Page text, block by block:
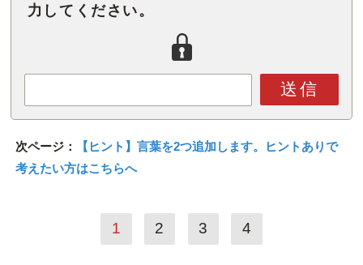
力してください。
送信
次ページ：
【ヒント】言葉を2つ追加します。ヒントありで
考えたい方はこちらへ
1 2 3 4